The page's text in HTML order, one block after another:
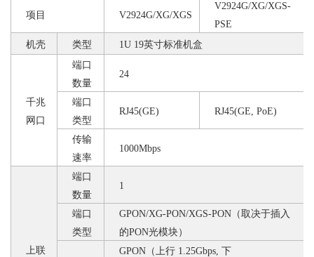
项目 V2924G/XG/XGS
V2924G/XG/XGS-
PSE
机壳
类型 1U 19英寸标准机盒
千兆
网口
端口
数量
24
端口
类型
RJ45(GE) RJ45(GE, PoE)
传输
速率
1000Mbps
上联
端口
数量
1
端口
类型
GPON/XG-PON/XGS-PON（取决于插入
的PON光模块）
GPON（上行 1.25Gbps, 下